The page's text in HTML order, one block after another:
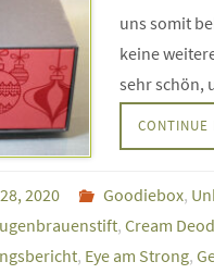
uns somit
keine
sehr schön,
CONTINUE
2020 Goodiebox,
, Cream
, Eye am Strong,